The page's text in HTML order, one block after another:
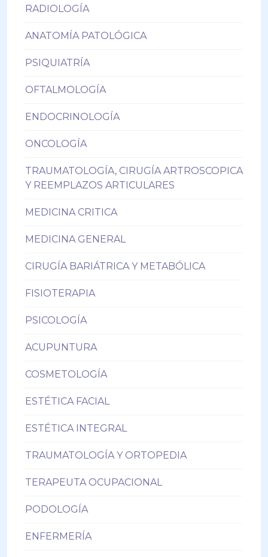
RADIOLOGÍA
ANATOMÍA PATOLÓGICA
PSIQUIATRÍA
OFTALMOLOGÍA
ENDOCRINOLOGÍA
ONCOLOGÍA
TRAUMATOLOGÍA, CIRUGÍA ARTROSCOPICA
Y REEMPLAZOS ARTICULARES
MEDICINA CRITICA
MEDICINA GENERAL
CIRUGÍA BARIÁTRICA Y METABÓLICA
FISIOTERAPIA
PSICOLOGÍA
ACUPUNTURA
COSMETOLOGÍA
ESTÉTICA FACIAL
ESTÉTICA INTEGRAL
TRAUMATOLOGÍA Y ORTOPEDIA
TERAPEUTA OCUPACIONAL
PODOLOGÍA
ENFERMERÍA